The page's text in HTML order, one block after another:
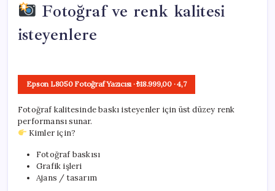
Fotoğraf ve renk kalitesi
isteyenlere
Epson L8050 Fotoğraf Yazıcısı· ₺18.999,00·4,7
Fotoğraf kalitesinde baskı isteyenler için üst düzey renk
performansı sunar.
Kimler için?
Fotoğraf baskısı
Grafik işleri
Ajans / tasarım